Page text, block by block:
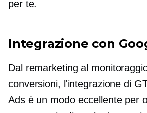
per te.
Integrazione con
Dal remarketing al
conversioni, l'integrazione di
Ads è un modo eccellente per